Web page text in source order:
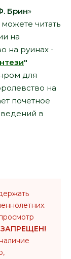
Брин»
читать
на
на руинах -
"
для
на
почетное
в